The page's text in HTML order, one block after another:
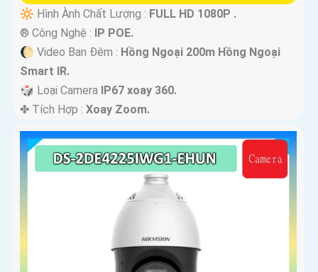
🔆 Hình Ành Chất Lượng : FULL HD 1080P .
®️ Công Nghệ : IP POE.
🌔 Video Ban Đêm : Hồng Ngoại 200m Hồng Ngoại
Smart IR.
🎲 Loại Camera IP67 xoay 360.
️✤ Tích Hợp : Xoay Zoom.